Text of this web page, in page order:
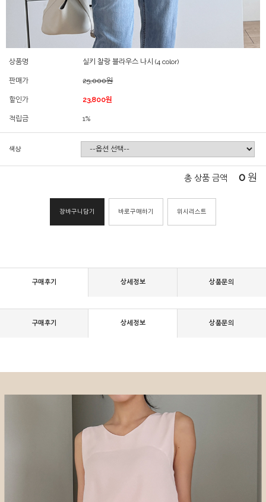
상품명 실키 찰랑 블라우스 나시 (4 color)
판매가 25,000원
할인가 23,800원
적립금 1%
색상
총 상품 금액 0 원
장바구니담기 바로구매하기 위시리스트
구매후기 상세정보 상품문의
구매후기 상세정보 상품문의